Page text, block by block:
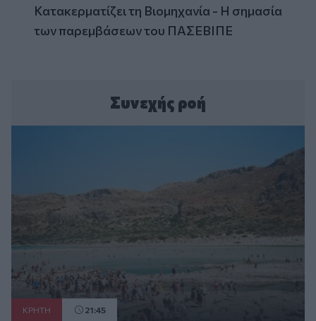
Κατακερματίζει τη Βιομηχανία - Η σημασία
των παρεμβάσεων του ΠΑΣΕΒΙΠΕ
Συνεχής ροή
ΚΡΗΤΗ 21:45